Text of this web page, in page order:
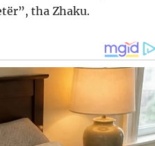
tha Zhaku.